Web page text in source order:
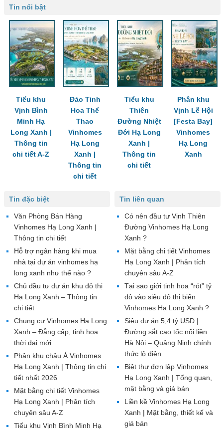
Tin nổi bật
Tiểu khu
Vịnh Bình
Minh Hạ
Long Xanh |
Thông tin
chi tiết A-Z
Đảo Tinh
Hoa Thể
Thao
Vinhomes
Hạ Long
Xanh |
Thông tin
chi tiết
Tiểu khu
Thiên
Đường Nhiệt
Đới Hạ Long
Xanh |
Thông tin
chi tiết
Phân khu
Vịnh Lễ Hội
[Festa Bay]
Vinhomes
Hạ Long
Xanh
Tin liên quan
Có nên đầu tư Vịnh Thiên
Đường Vinhomes Hạ Long
Xanh ?
Mặt bằng chi tiết Vinhomes
Hạ Long Xanh | Phân tích
chuyên sâu A-Z
Tại sao giới tinh hoa “rót” tỷ
đô vào siêu đô thị biển
Vinhomes Hạ Long Xanh ?
Siêu dự án 5,4 tỷ USD |
Đường sắt cao tốc nối liền
Hà Nội – Quảng Ninh chính
thức lộ diện
Biệt thự đơn lập Vinhomes
Hạ Long Xanh | Tổng quan,
mặt bằng và giá bán
Liền kề Vinhomes Hạ Long
Xanh | Mặt bằng, thiết kế và
giá bán
Tin đặc biệt
Văn Phòng Bán Hàng
Vinhomes Hạ Long Xanh |
Thông tin chi tiết
Hỗ trợ ngân hàng khi mua
nhà tại dự án vinhomes hạ
long xanh như thế nào ?
Chủ đầu tư dự án khu đô thị
Hạ Long Xanh – Thông tin
chi tiết
Chung cư Vinhomes Hạ Long
Xanh – Đẳng cấp, tinh hoa
thời đại mới
Phân khu châu Á Vinhomes
Hạ Long Xanh | Thông tin chi
tiết nhất 2026
Mặt bằng chi tiết Vinhomes
Hạ Long Xanh | Phân tích
chuyên sâu A-Z
Tiểu khu Vịnh Bình Minh Hạ